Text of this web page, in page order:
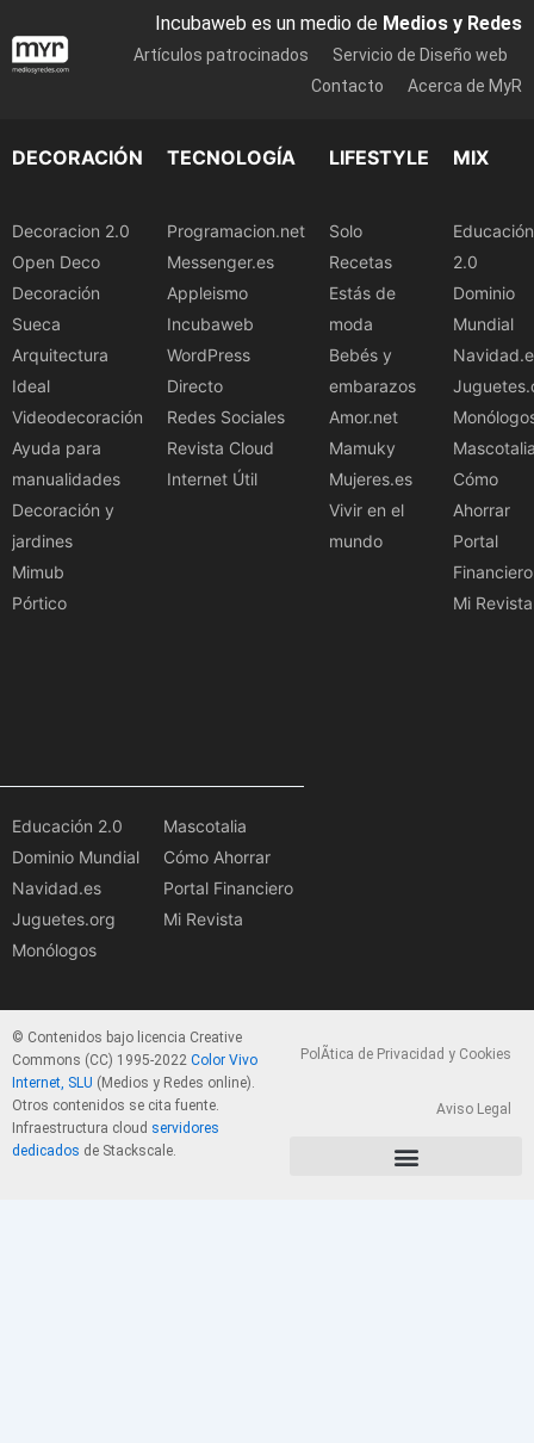
Incubaweb es un medio de Medios y Redes
Artículos patrocinados
Servicio de Diseño web
Contacto
Acerca de MyR
DECORACIÓN
Decoracion 2.0
Open Deco
Decoración
Sueca
Arquitectura
Ideal
Videodecoración
Ayuda para
manualidades
Decoración y
jardines
Mimub
Pórtico
TECNOLOGÍA
Programacion.net
Messenger.es
Appleismo
Incubaweb
WordPress
Directo
Redes Sociales
Revista Cloud
Internet Útil
LIFESTYLE
Solo
Recetas
Estás de
moda
Bebés y
embarazos
Amor.net
Mamuky
Mujeres.es
Vivir en el
mundo
MIX
Educación
2.0
Dominio
Mundial
Cómo
Ahorrar
Portal
Financiero
Mi Revista
Educación 2.0
Dominio Mundial
Navidad.es
Juguetes.org
Monólogos
Mascotalia
Cómo Ahorrar
Portal Financiero
Mi Revista
© Contenidos bajo licencia Creative
Commons (CC) 1995-2022 Color Vivo
Internet, SLU (Medios y Redes online).
Otros contenidos se cita fuente.
Infraestructura cloud servidores
dedicados de Stackscale.
PolÃ­tica de Privacidad y Cookies
Aviso Legal